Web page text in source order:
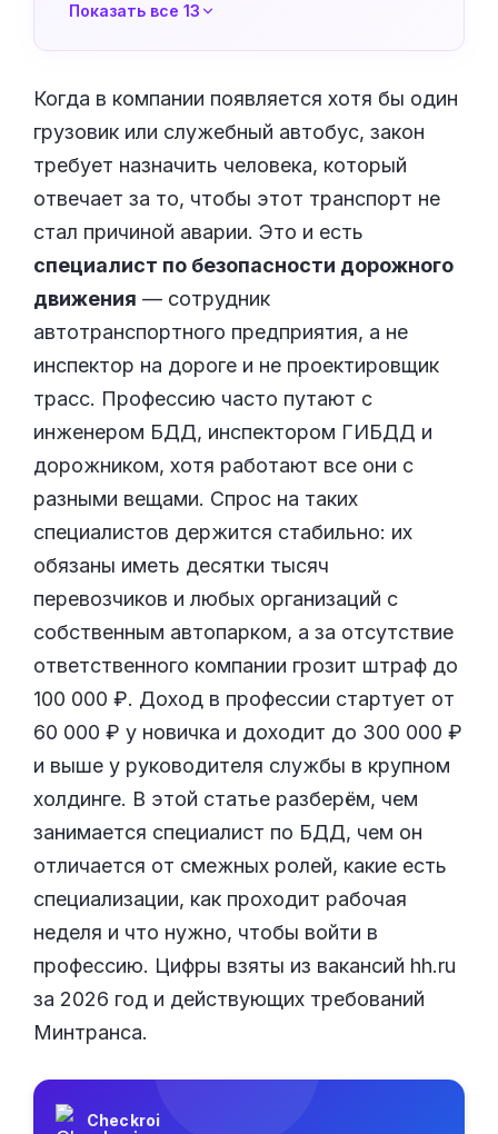
Показать все 13
Когда в компании появляется хотя бы один
грузовик или служебный автобус, закон
требует назначить человека, который
отвечает за то, чтобы этот транспорт не
стал причиной аварии. Это и есть
специалист по безопасности дорожного
движения — сотрудник
автотранспортного предприятия, а не
инспектор на дороге и не проектировщик
трасс. Профессию часто путают с
инженером БДД, инспектором ГИБДД и
дорожником, хотя работают все они с
разными вещами. Спрос на таких
специалистов держится стабильно: их
обязаны иметь десятки тысяч
перевозчиков и любых организаций с
собственным автопарком, а за отсутствие
ответственного компании грозит штраф до
100 000 ₽. Доход в профессии стартует от
60 000 ₽ у новичка и доходит до 300 000 ₽
и выше у руководителя службы в крупном
холдинге. В этой статье разберём, чем
занимается специалист по БДД, чем он
отличается от смежных ролей, какие есть
специализации, как проходит рабочая
неделя и что нужно, чтобы войти в
профессию. Цифры взяты из вакансий hh.ru
за 2026 год и действующих требований
Минтранса.
Checkroi